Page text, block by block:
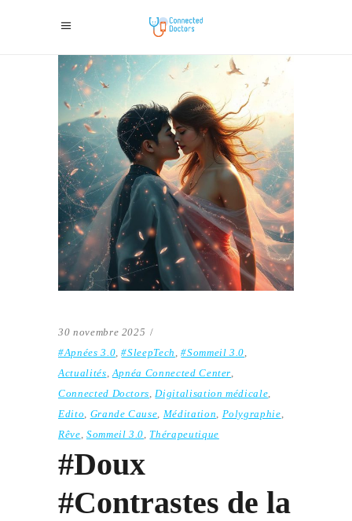
30 novembre 2025
#Apnées 3.0,#SleepTech ,#Sommeil 3.0,
Actualités,Apnéa Connected Center,
Connected Doctors,Digitalisation médicale,
Edito, Grande Cause, Méditation, Polygraphie,
Rêve, Sommeil 3.0, Thérapeutique
#Doux
#Contrastes de la